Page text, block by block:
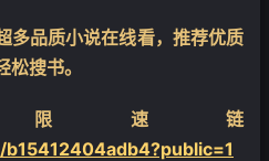
多品质小说在线看，推荐优质
搜书。
限速链